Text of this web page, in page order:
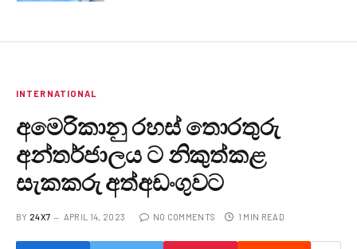
INTERNATIONAL
අමෙරිකානු රහස් තොරතුරු
අන්තර්ජාලය ට නිකුත්කළ
සැකකරු අත්අඩංගුවට
BY 24X7 APRIL 14, 2023 NO COMMENTS 1 MIN READ